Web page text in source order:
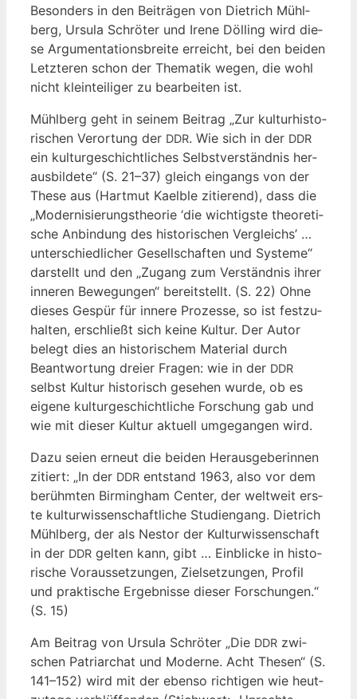
Beson­ders in den Bei­trä­gen von Diet­rich Mühl­
berg, Ursu­la Schrö­ter und Ire­ne Döl­ling wird die­
se Argu­men­ta­ti­ons­brei­te erreicht, bei den bei­den
Letz­te­ren schon der The­ma­tik wegen, die wohl
nicht klein­tei­li­ger zu bear­bei­ten ist.
Mühl­berg geht in sei­nem Bei­trag „Zur kul­tur­his­to­
ri­schen Ver­or­tung der DDR. Wie sich in der DDR
ein kul­tur­ge­schicht­li­ches Selbst­ver­ständ­nis her­
aus­bil­de­te“ (S. 21–37) gleich ein­gangs von der
The­se aus (Hart­mut Kaelb­le zitie­rend), dass die
„Moder­ni­sie­rungs­theo­rie ‘die wich­tigs­te theo­re­ti­
sche Anbin­dung des his­to­ri­schen Ver­gleichs’ …
unter­schied­li­cher Gesell­schaf­ten und Sys­te­me“
dar­stellt und den „Zugang zum Ver­ständ­nis ihrer
inne­ren Bewe­gun­gen“ bereit­stellt. (S. 22) Ohne
die­ses Gespür für inne­re Pro­zes­se, so ist fest­zu­
hal­ten, erschließt sich kei­ne Kul­tur. Der Autor
belegt dies an his­to­ri­schem Mate­ri­al durch
Beant­wor­tung drei­er Fra­gen: wie in der DDR
selbst Kul­tur his­to­risch gese­hen wur­de, ob es
eige­ne kul­tur­ge­schicht­li­che For­schung gab und
wie mit die­ser Kul­tur aktu­ell umge­gan­gen wird.
Dazu sei­en erneut die bei­den Her­aus­ge­be­rin­nen
zitiert: „In der DDR ent­stand 1963, also vor dem
berühm­ten Bir­ming­ham Cen­ter, der welt­weit ers­
te kul­tur­wis­sen­schaft­li­che Stu­di­en­gang. Diet­rich
Mühl­berg, der als Nes­tor der Kul­tur­wis­sen­schaft
in der DDR gel­ten kann, gibt … Ein­bli­cke in his­to­
ri­sche Vor­aus­set­zun­gen, Ziel­set­zun­gen, Pro­fil
und prak­ti­sche Ergeb­nis­se die­ser For­schun­gen.“
(S. 15)
Am Bei­trag von Ursu­la Schrö­ter „Die DDR zwi­
schen Patri­ar­chat und Moder­ne. Acht The­sen“ (S.
141–152) wird mit der eben­so rich­ti­gen wie heut­